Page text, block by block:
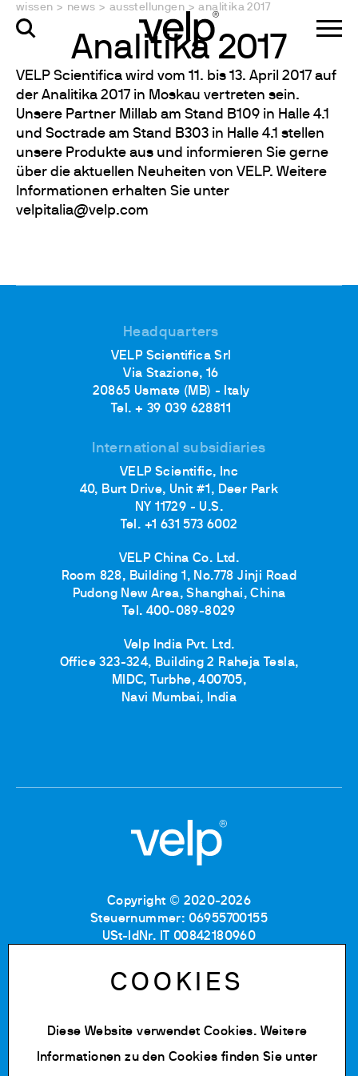
wissen > news > ausstellungen > analitika 2017
Analitika 2017
VELP Scientifica wird vom 11. bis 13. April 2017 auf
der Analitika 2017 in Moskau vertreten sein.
Unsere Partner Millab am Stand B109 in Halle 4.1
und Soctrade am Stand B303 in Halle 4.1 stellen
unsere Produkte aus und informieren Sie gerne
über die aktuellen Neuheiten von VELP. Weitere
Informationen erhalten Sie unter
velpitalia@velp.com
Headquarters
VELP Scientifica Srl
Via Stazione, 16
20865 Usmate (MB) - Italy
Tel. + 39 039 628811
International subsidiaries
VELP Scientific, Inc
40, Burt Drive, Unit #1, Deer Park
NY 11729 - U.S.
Tel. +1 631 573 6002
VELP China Co. Ltd.
Room 828, Building 1, No.778 Jinji Road
Pudong New Area, Shanghai, China
Tel. 400-089-8029
Velp India Pvt. Ltd.
Office 323-324, Building 2 Raheja Tesla,
MIDC, Turbhe, 400705,
Navi Mumbai, India
Copyright © 2020-2026
Steuernummer: 06955700155
USt-IdNr. IT 00842180960
Nummer im Verzeichnis
der Wirtschafts-und Verwaltungsdaten: MB-1129804
einbezahlt)
Datenschutz Richtlinie
COOKIES
Diese Website verwendet Cookies. Weitere
Informationen zu den Cookies finden Sie unter